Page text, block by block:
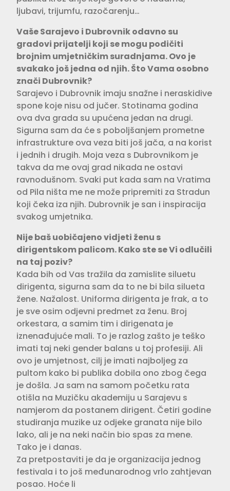
ljubavi, trijumfu, razočarenju…
Vaše Sarajevo i Dubrovnik odavno su
gradovi prijatelji koji se mogu podičiti
brojnim umjetničkim suradnjama. Ovo je
svakako još jedna od njih. Što Vama osobno
znači Dubrovnik?
Sarajevo i Dubrovnik imaju snažne i neraskidive
spone koje nisu od jučer. Stotinama godina
ova dva grada su upućena jedan na drugi.
Sigurna sam da će s poboljšanjem prometne
infrastrukture ova veza biti još jača, a na korist
i jednih i drugih. Moja veza s Dubrovnikom je
takva da me ovaj grad nikada ne ostavi
ravnodušnom. Svaki put kada sam na Vratima
od Pila ništa me ne može pripremiti za Stradun
koji čeka iza njih. Dubrovnik je san i inspiracija
svakog umjetnika.
Nije baš uobičajeno vidjeti ženu s
dirigentskom palicom. Kako ste se Vi odlučili
na taj poziv?
Kada bih od Vas tražila da zamislite siluetu
dirigenta, sigurna sam da to ne bi bila silueta
žene. Nažalost. Uniforma dirigenta je frak, a to
je sve osim odjevni predmet za ženu. Broj
orkestara, a samim tim i dirigenata je
iznenađujuće mali. To je razlog zašto je teško
imati taj neki gender balans u toj profesiji. Ali
ovo je umjetnost, cilj je imati najboljeg za
pultom kako bi publika dobila ono zbog čega
je došla. Ja sam na samom početku rata
otišla na Muzičku akademiju u Sarajevu s
namjerom da postanem dirigent. Četiri godine
studiranja muzike uz odjeke granata nije bilo
lako, ali je na neki način bio spas za mene.
Tako je i danas.
Za pretpostaviti je da je organizacija jednog
festivala i to još međunarodnog vrlo zahtjevan
posao. Hoće li